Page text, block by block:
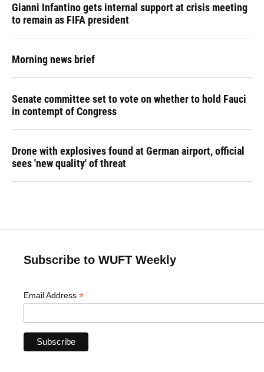
Gianni Infantino gets internal support at crisis meeting
to remain as FIFA president
Morning news brief
Senate committee set to vote on whether to hold Fauci
in contempt of Congress
Drone with explosives found at German airport, official
sees 'new quality' of threat
Subscribe to WUFT Weekly
Email Address *